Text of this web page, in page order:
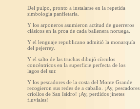
Del pulpo, pronto a instalarse en la repetida
simbología panfletaria.
Y los arponeros asumieron actitud de guerreros
clásicos en la proa de cada ballenera noruega.
Y el lenguaje republicano admitió la monarquía
del pejerrey.
Y el salto de las truchas dibujó círculos
concéntricos en la superficie perfecta de los
lagos del sur.
Y los pescadores de la costa del Monte Grande
recogieron sus redes de a caballo. ¡Ay, pescadores
criollos de San Isidro! ¡Ay, perdidos jinetes
fluviales!